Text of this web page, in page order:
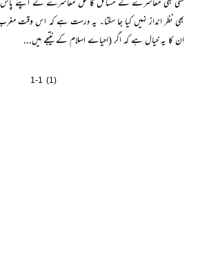
کسی بھی معاشرے کے مسائل کا حل معاشرے کے اپنے پاس
بھی نظر انداز نہیں کیا جا سکتا۔ یہ درست ہے کہ اس وقت
ان کا یہ خیال ہے کہ اگر (احیاے اسلام کے نتیجے میں...
1-1 (1)